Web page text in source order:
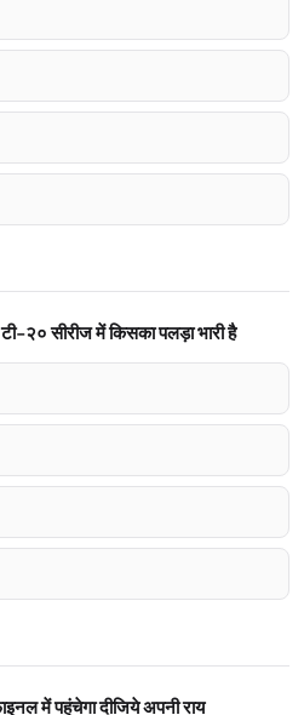
२० सीरीज में किसका पलड़ा भारी है
में पहुंचेगा दीजिये अपनी राय